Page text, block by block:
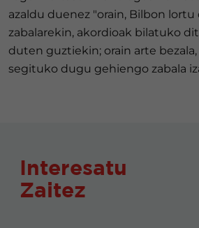
azaldu duenez "orain, Bilbon
zabalarekin, akordioak bilatuko
duten guztiekin; orain arte
segituko dugu gehiengo zabala
Interesatu
Zaitez